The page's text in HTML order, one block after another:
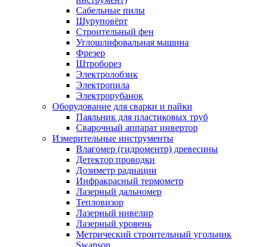
Сабельные пилы
Шуруповёрт
Строительный фен
Углошлифовальная машина
Фрезер
Штроборез
Электролобзик
Электропила
Электрорубанок
Оборудование для сварки и пайки
Паяльник для пластиковых труб
Сварочный аппарат инвертор
Измерительные инструменты
Влагомер (гидроментр) древесины
Детектор проводки
Дозиметр радиации
Инфракрасный термометр
Лазерный дальномер
Тепловизор
Лазерный нивелир
Лазерный уровень
Метрический строительный угольник
Swanson